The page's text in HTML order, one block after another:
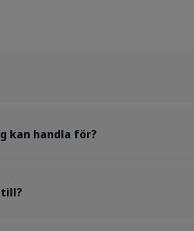
kan handla för?
till?